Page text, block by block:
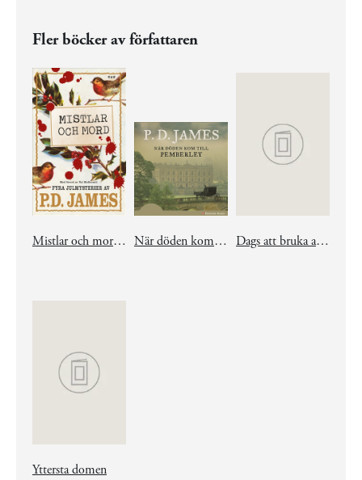
Fler böcker av författaren
Mistlar och mord. Fyra julmysterier av P.D. James När döden kom till Pemberley Dags att bruka allvar
Yttersta domen